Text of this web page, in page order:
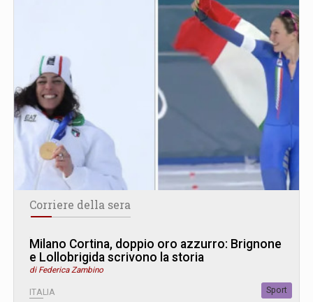
Corriere della sera
Milano Cortina, doppio oro azzurro: Brignone
e Lollobrigida scrivono la storia
di Federica Zambino
ITALIA Sport